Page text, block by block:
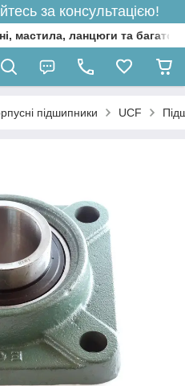
за консультацією!
мастила, ланцюги та багато
підшипники UCF